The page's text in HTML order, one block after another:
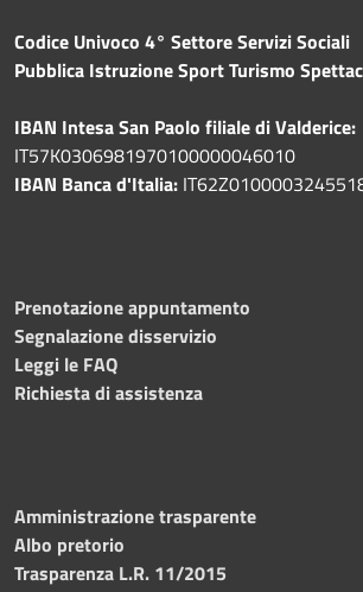
Codice Univoco 4° Settore Servizi Sociali
Pubblica Istruzione Sport Turismo
IBAN Intesa San Paolo filiale di Valderice:
IT57K0306981970100000046010
IBAN Banca d'Italia:
Prenotazione appuntamento
Segnalazione disservizio
Leggi le FAQ
Richiesta di assistenza
Amministrazione trasparente
Albo pretorio
Trasparenza L.R. 11/2015